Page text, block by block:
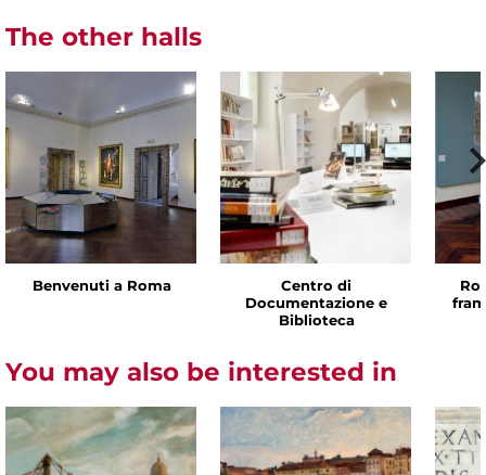
The other halls
Benvenuti a Roma
Centro di
Documentazione e
Biblioteca
You may also be interested in